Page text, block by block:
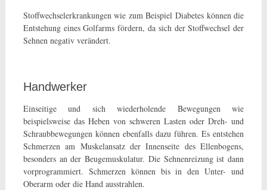
Stoffwechselerkrankungen wie zum Beispiel Diabetes können die
Entstehung eines Golfarms fördern, da sich der Stoffwechsel der
Sehnen negativ verändert.
Handwerker
Einseitige und sich wiederholende Bewegungen wie
beispielsweise das Heben von schweren Lasten oder Dreh- und
Schraubbewegungen können ebenfalls dazu führen. Es entstehen
Schmerzen am Muskelansatz der Innenseite des Ellenbogens,
besonders an der Beugemuskulatur. Die Sehnenreizung ist dann
vorprogrammiert. Schmerzen können bis in den Unter- und
Oberarm oder die Hand ausstrahlen.